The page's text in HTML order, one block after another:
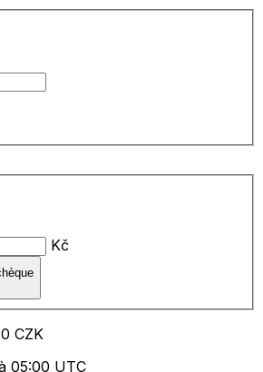
Kč
CZK
05:00 UTC